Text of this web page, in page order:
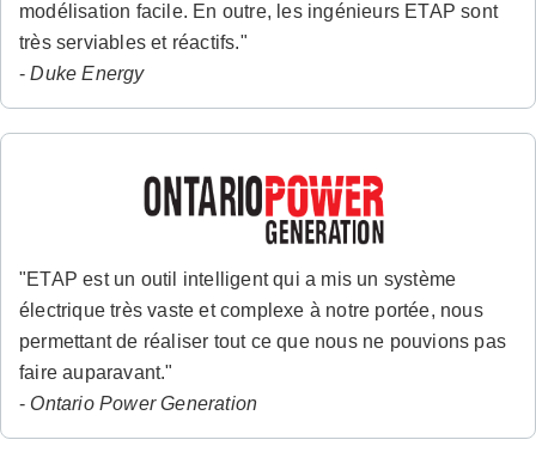
modélisation facile. En outre, les ingénieurs ETAP sont
très serviables et réactifs."
-Duke Energy
"ETAP est un outil intelligent qui a mis un système
électrique très vaste et complexe à notre portée, nous
permettant de réaliser tout ce que nous ne pouvions pas
faire auparavant."
- Ontario Power Generation